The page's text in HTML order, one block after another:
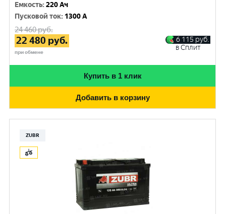
Емкость:220 Ач
Пусковой ток: 1300 A
24 460руб.
22 480 руб.
при обмене
6 115 руб.
в Сплит
Купить в 1 клик
Добавить в корзину
ZUBR